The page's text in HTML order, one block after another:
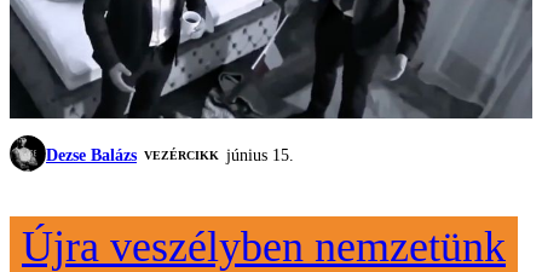
Dezse Balázs VEZÉRCIKK június 15.
Újra veszélyben nemzetünk